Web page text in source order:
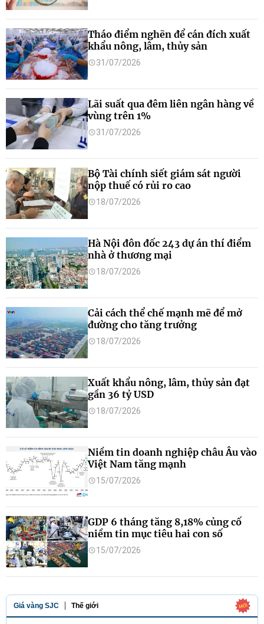
Tháo điểm nghẽn để cán đích xuất
khẩu nông, lâm, thủy sản
31/07/2026
Lãi suất qua đêm liên ngân hàng về
vùng trên 1%
31/07/2026
Bộ Tài chính siết giám sát người
nộp thuế có rủi ro cao
18/07/2026
Hà Nội đôn đốc 243 dự án thí điểm
nhà ở thương mại
18/07/2026
Cải cách thể chế mạnh mẽ để mở
đường cho tăng trưởng
18/07/2026
Xuất khẩu nông, lâm, thủy sản đạt
gần 36 tỷ USD
18/07/2026
Niềm tin doanh nghiệp châu Âu vào
Việt Nam tăng mạnh
15/07/2026
GDP 6 tháng tăng 8,18% củng cố
niềm tin mục tiêu hai con số
15/07/2026